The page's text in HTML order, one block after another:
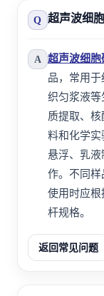
Q 超声波细
A 超声波细胞
品，常用
织匀浆液等
质提取、
料和化学实
悬浮、乳
作。不同样
使用时应根
杆规格。
返回常见问题